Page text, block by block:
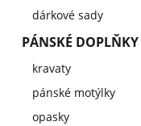
dárkové sady
PÁNSKÉ DOPLŇKY
kravaty
pánské motýlky
opasky